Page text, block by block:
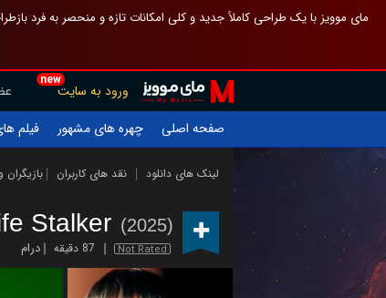
مای موویز با یک طراحی کاملاً جدید و کلی امکانات تازه و منحصر به
new
ورود به سایت
صفحه اصلی
چهره های مشهور فیلم
لینک های دانلود نقد های کاربران بازیگران
Stalker (2025)
Not Rated 87 دقیقه درام